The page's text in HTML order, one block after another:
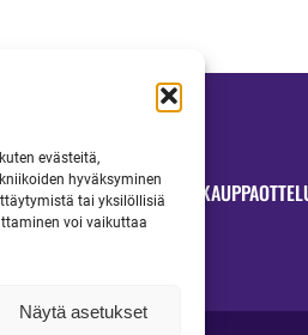
evästeitä,
hyväksyminen
tai yksilöllisiä
voi vaikuttaa
Näytä asetukset
OTTELUTJYMYKAUPPA